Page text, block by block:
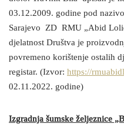
03.12.2009. godine pod
Sarajevo ZD RMU „Abid
djelatnost Društva je
povremeno korištenje ostalih
registar. (Izvor: https://
02.11.2022. godine)
Izgradnja šumske željeznice